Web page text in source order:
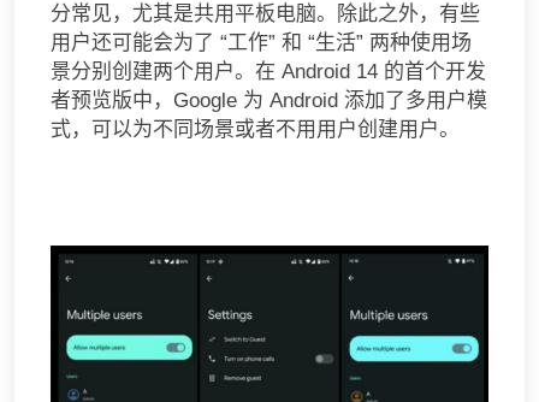
分常见，尤其是共用平板电脑。除此之外，有些
用户还可能会为了 “工作” 和 “生活” 两种使用场
景分别创建两个用户。在 Android 14 的首个开发
者预览版中，Google 为 Android 添加了多用户模
式，可以为不同场景或者不用用户创建用户。